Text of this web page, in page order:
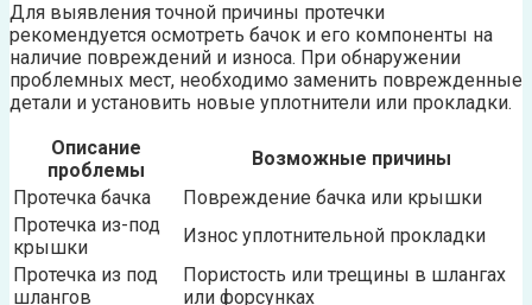
Для выявления точной причины протечки
рекомендуется осмотреть бачок и его компоненты на
наличие повреждений и износа. При обнаружении
проблемных мест, необходимо заменить поврежденные
детали и установить новые уплотнители или прокладки.
Описание
проблемы
Возможные причины
Протечка бачка
Повреждение бачка или крышки
Протечка из-под
крышки
Износ уплотнительной прокладки
Протечка из под
шлангов
Пористость или трещины в шлангах
или форсунках